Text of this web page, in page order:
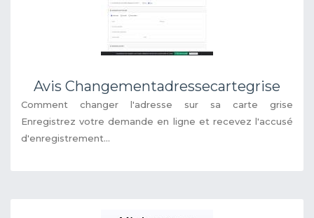
Avis Changementadressecartegrise
Comment changer l'adresse sur sa carte grise
Enregistrez votre demande en ligne et recevez l'accusé
d'enregistrement...